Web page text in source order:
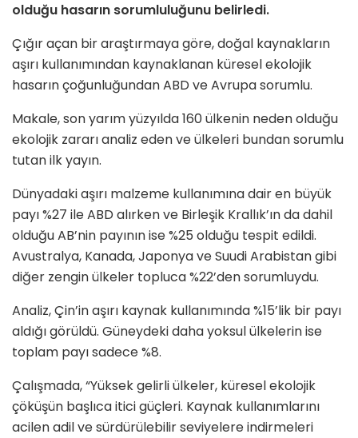
olduğu hasarın sorumluluğunu belirledi.
Çığır açan bir araştırmaya göre, doğal kaynakların
aşırı kullanımından kaynaklanan küresel ekolojik
hasarın çoğunluğundan ABD ve Avrupa sorumlu.
Makale, son yarım yüzyılda 160 ülkenin neden olduğu
ekolojik zararı analiz eden ve ülkeleri bundan sorumlu
tutan ilk yayın.
Dünyadaki aşırı malzeme kullanımına dair en büyük
payı %27 ile ABD alırken ve Birleşik Krallık’ın da dahil
olduğu AB’nin payının ise %25 olduğu tespit edildi.
Avustralya, Kanada, Japonya ve Suudi Arabistan gibi
diğer zengin ülkeler topluca %22’den sorumluydu.
Analiz, Çin’in aşırı kaynak kullanımında %15’lik bir payı
aldığı görüldü. Güneydeki daha yoksul ülkelerin ise
toplam payı sadece %8.
Çalışmada, “Yüksek gelirli ülkeler, küresel ekolojik
çöküşün başlıca itici güçleri. Kaynak kullanımlarını
acilen adil ve sürdürülebilir seviyelere indirmeleri